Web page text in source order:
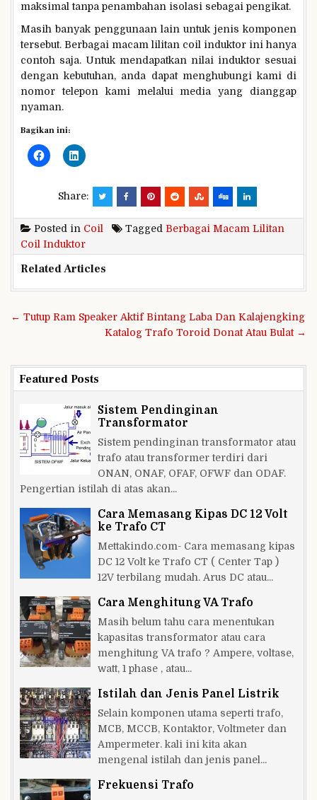
maksimal tanpa penambahan isolasi sebagai pengikat.
Masih banyak penggunaan lain untuk jenis komponen
tersebut. Berbagai macam lilitan coil induktor ini hanya
contoh saja. Untuk mendapatkan nilai induktor sesuai
dengan kebutuhan, anda dapat menghubungi kami di
nomor telepon kami melalui media yang dianggap
nyaman.
Bagikan ini:
Share:
Posted in Coil Tagged Berbagai Macam Lilitan
Coil Induktor
Related Articles
Navigasi
← Tutup Ram Speaker Aktif Bintang Laba Dan Kalajengking
Katalog Trafo Toroid Donat Atau Bulat →
Featured Posts
Sistem Pendinginan
Transformator
Sistem pendinginan transformator atau
trafo atau transformer terdiri dari
ONAN, ONAF, OFAF, OFWF dan ODAF.
Pengertian istilah di atas akan...
Cara Memasang Kipas DC 12 Volt
ke Trafo CT
Mettakindo.com- Cara memasang kipas
DC 12 Volt ke Trafo CT ( Center Tap )
12V terbilang mudah. Arus DC atau...
Cara Menghitung VA Trafo
Masih belum tahu cara menentukan
kapasitas transformator atau cara
menghitung VA trafo ? Ampere, voltase,
watt, 1 phase , atau...
Istilah dan Jenis Panel Listrik
Selain komponen utama seperti trafo,
MCB, MCCB, Kontaktor, Voltmeter dan
Ampermeter. kali ini kita akan
mengenal istilah dan jenis panel...
Frekuensi Trafo